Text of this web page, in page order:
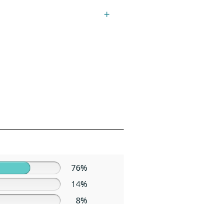
+
76%
14%
8%